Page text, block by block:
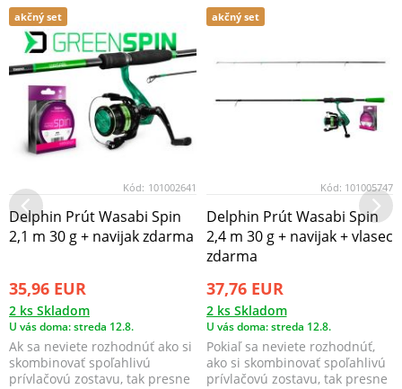
akčný set
Kód: 101002641
Delphin Prút Wasabi Spin
2,1 m 30 g + navijak zdarma
35,96 EUR
2 ks Skladom
U vás doma: streda 12.8.
Ak sa neviete rozhodnúť ako si
skombinovať spoľahlivú
prívlačovú zostavu, tak presne
akčný set
Kód: 101005747
Delphin Prút Wasabi Spin
2,4 m 30 g + navijak + vlasec
zdarma
37,76 EUR
2 ks Skladom
U vás doma: streda 12.8.
Pokiaľ sa neviete rozhodnúť,
ako si skombinovať spoľahlivú
prívlačovú zostavu, tak presne